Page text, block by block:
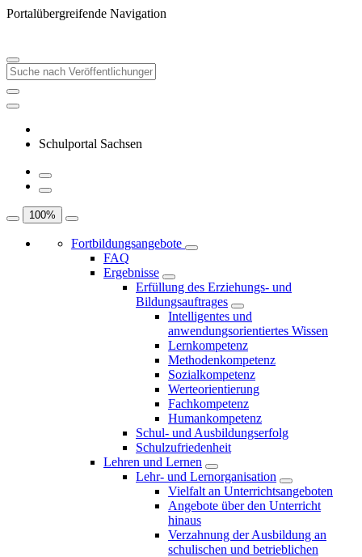
Portalübergreifende Navigation
Schulportal Sachsen
100%
Fortbildungsangebote
FAQ
Ergebnisse
Erfüllung des Erziehungs- und
Bildungsauftrages
Intelligentes und
anwendungsorientiertes Wissen
Lernkompetenz
Methodenkompetenz
Sozialkompetenz
Werteorientierung
Fachkompetenz
Humankompetenz
Schul- und Ausbildungserfolg
Schulzufriedenheit
Lehren und Lernen
Lehr- und Lernorganisation
Vielfalt an Unterrichtsangeboten
Angebote über den Unterricht
hinaus
Verzahnung der Ausbildung an
schulischen und betrieblichen